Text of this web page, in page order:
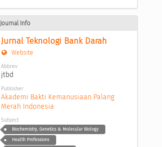
Journal Info
Jurnal Teknologi Bank Darah
Website
Abbrev
jtbd
Publisher
Akademi Bakti Kemanusiaan Palang
Merah Indonesia
Subject
Biochemistry, Genetics & Molecular Biology
Health Professions